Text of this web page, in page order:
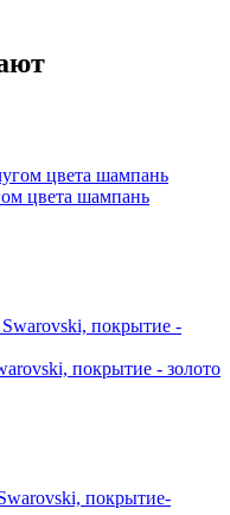
цвета шампань
покрытие - золото